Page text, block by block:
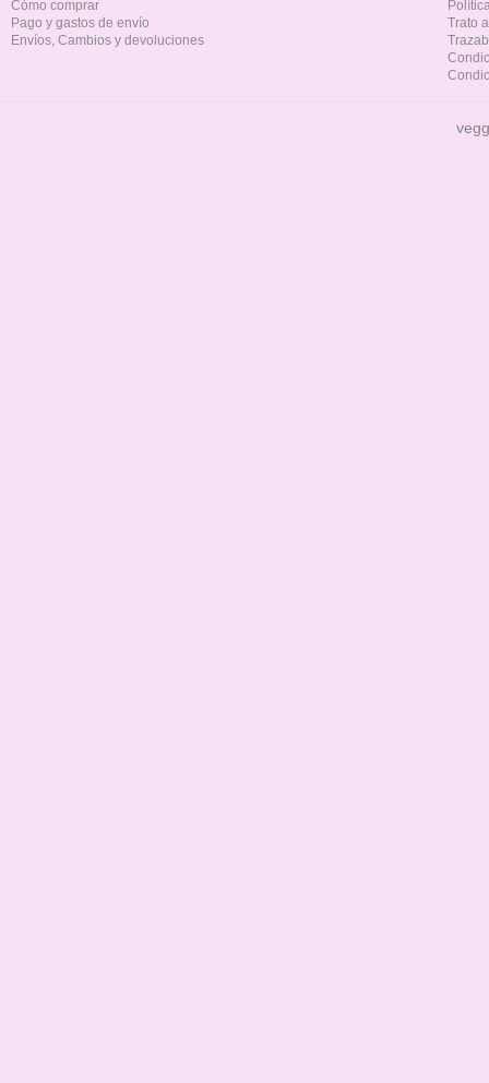
Cómo comprar
Pago y gastos de envío
Envíos, Cambios y devoluciones
Trato